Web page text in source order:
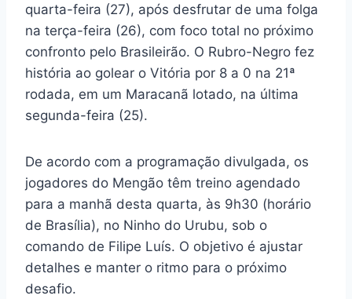
quarta-feira (27), após desfrutar de uma folga
na terça-feira (26), com foco total no próximo
confronto pelo Brasileirão. O Rubro-Negro fez
história ao golear o Vitória por 8 a 0 na 21ª
rodada, em um Maracanã lotado, na última
segunda-feira (25).
De acordo com a programação divulgada, os
jogadores do Mengão têm treino agendado
para a manhã desta quarta, às 9h30 (horário
de Brasília), no Ninho do Urubu, sob o
comando de Filipe Luís. O objetivo é ajustar
detalhes e manter o ritmo para o próximo
desafio.